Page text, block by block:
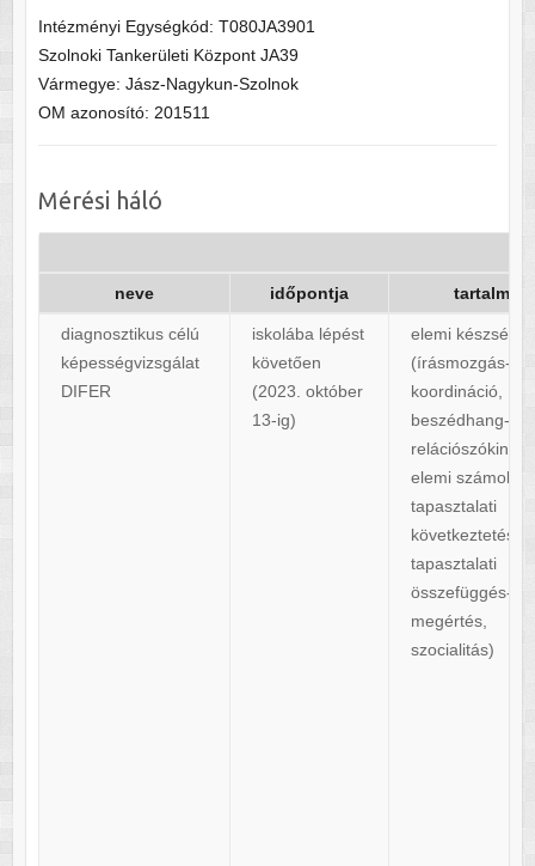
Intézményi Egységkód: T080JA3901
Szolnoki Tankerületi Központ JA39
Vármegye: Jász-Nagykun-Szolnok
OM azonosító: 201511
Mérési háló
neve időpontja tartalma
diagnosztikus célú
képességvizsgálat
DIFER
iskolába lépést
követően
(2023. október
13-ig)
elemi
(írásmozgás-
koordináció,
beszédhang-
relációszókincs,
elemi számolás,
tapasztalati
következtetés,
tapasztalati
összefüggés-
megértés,
szocialitás)